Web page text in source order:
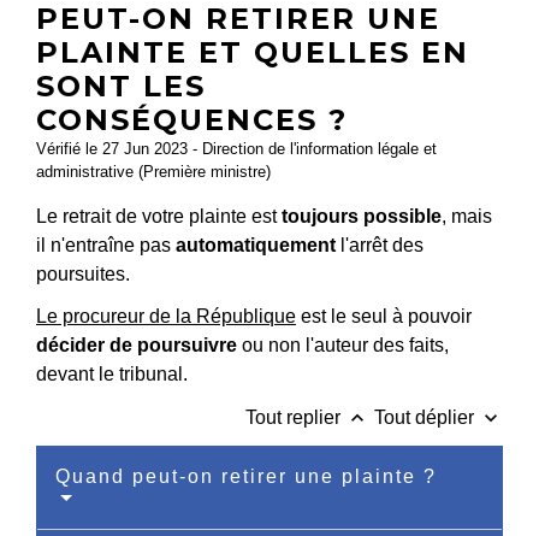
PEUT-ON RETIRER UNE
PLAINTE ET QUELLES EN
SONT LES
CONSÉQUENCES ?
Vérifié le 27 Jun 2023 - Direction de l'information légale et
administrative (Première ministre)
Le retrait de votre plainte esttoujours possible, mais
il n'entraîne pas automatiquement l'arrêt des
poursuites.
Le procureur de la République est le seul à pouvoir
décider de poursuivre ou non l'auteur des faits,
devant le tribunal.
Tout replier keyboard_arrow_up Tout déplier keyboard_arrow_down
Quand peut-on retirer une plainte ?